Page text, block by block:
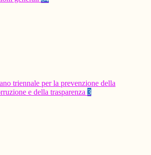
triennale per la prevenzione della
e della trasparenza 3